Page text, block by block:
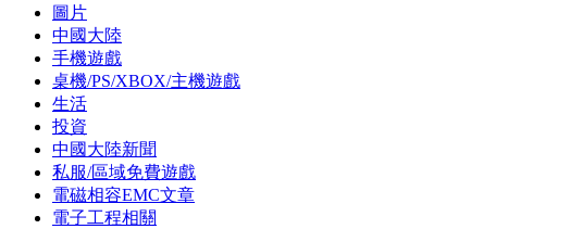
圖片
中國大陸
手機遊戲
桌機/PS/XBOX/主機遊戲
生活
投資
中國大陸新聞
私服/區域免費遊戲
電磁相容EMC文章
電子工程相關